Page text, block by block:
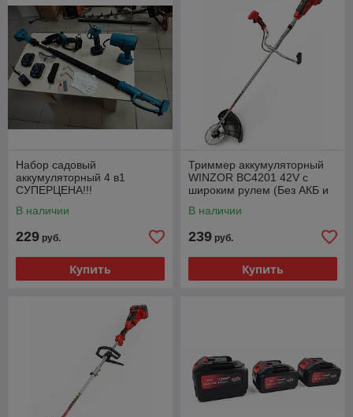
Набор садовый
аккумуляторный 4 в1
СУПЕРЦЕНА!!!
В наличии
229 руб.
Купить
Триммер аккумуляторный
WINZOR BC4201 42V с
широким рулем (Без АКБ и
В наличии
239 руб.
Купить